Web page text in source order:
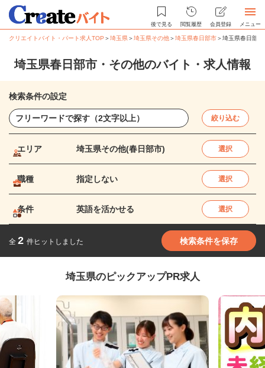
後で見る 閲覧履歴 会員登録 メニュー
クリエイトバイト・パート求人TOP ＞埼玉県＞埼玉県その他＞埼玉県春日部市＞埼玉県春日部
埼玉県春日部市・その他のバイト・求人情報
検索条件の設定
絞り込む
エリア 埼玉県その他(春日部市) 選択
職種 指定しない 選択
条件 英語を活かせる 選択
全 2 件ヒットしました 検索条件を保存
埼玉県のピックアップPR求人